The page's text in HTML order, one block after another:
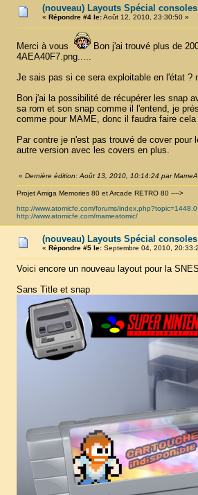
(nouveau) Layouts Spécial
« Répondre #4 le:Août 12, 2010, 23:30:50 »
Merci à vous
Bon j'ai trouvé plus de
4AEA40F7.png.....
Je sais pas si ce sera exploitable en l'état ?
Bon j'ai la possibilité de récupérer les snap
sa rom et son snap comme il l'entend, je
comme pour MAME, donc il faudra faire
Par contre je n'est pas trouvé de cover
autre version avec les covers en plus.
« Dernière édition: Août 13, 2010, 10:14:24 par
Projet Amiga Memories 80 et Arcade RETRO 80 ---->
http://www.atomicfe.com/forums/index.php?topic=1448.0
http://www.atomicfe.com/mameatomic/
(nouveau) Layouts Spécial
« Répondre #5 le:Septembre 04, 2010,
Voici encore un nouveau layout pour la
Sans Title et snap